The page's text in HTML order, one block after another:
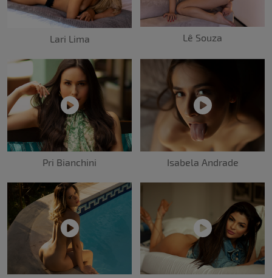
Lari Lima Lê Souza
Pri Bianchini Isabela Andrade